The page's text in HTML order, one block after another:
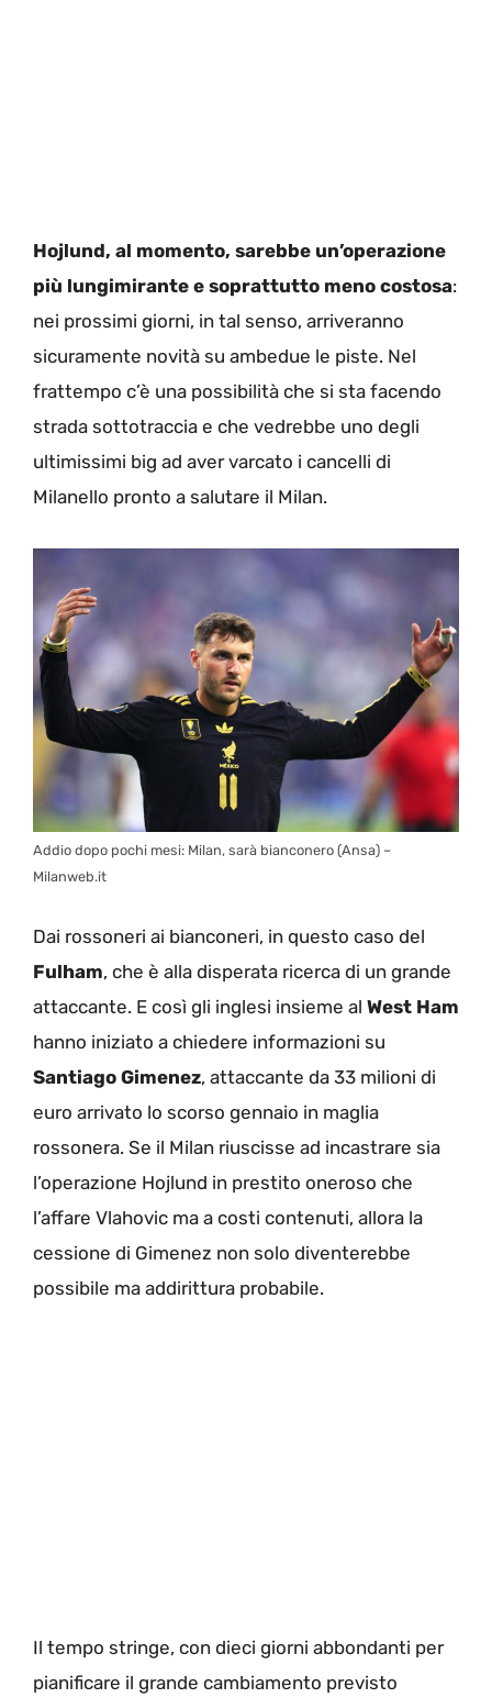
Hojlund, al momento, sarebbe un’operazione
più lungimirante e soprattutto meno costosa:
nei prossimi giorni, in tal senso, arriveranno
sicuramente novità su ambedue le piste. Nel
frattempo c’è una possibilità che si sta facendo
strada sottotraccia e che vedrebbe uno degli
ultimissimi big ad aver varcato i cancelli di
Milanello pronto a salutare il Milan.
Addio dopo pochi mesi: Milan, sarà bianconero (Ansa) –
Milanweb.it
Dai rossoneri ai bianconeri, in questo caso del
Fulham, che è alla disperata ricerca di un grande
attaccante. E così gli inglesi insieme al West Ham
hanno iniziato a chiedere informazioni su
Santiago Gimenez, attaccante da 33 milioni di
euro arrivato lo scorso gennaio in maglia
rossonera. Se il Milan riuscisse ad incastrare sia
l’operazione Hojlund in prestito oneroso che
l’affare Vlahovic ma a costi contenuti, allora la
cessione di Gimenez non solo diventerebbe
possibile ma addirittura probabile.
Il tempo stringe, con dieci giorni abbondanti per
pianificare il grande cambiamento previsto